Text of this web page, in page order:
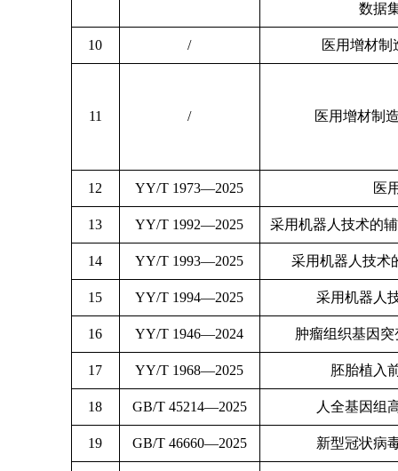
数据
10 / 医用增材制
11 / 医用增材制
12 YY/T 1973—2025 医
13 YY/T 1992—2025 采用机器人技术的
14 YY/T 1993—2025 采用机器人技术
15 YY/T 1994—2025 采用机器人
16 YY/T 1946—2024 肿瘤组织基因
17 YY/T 1968—2025 胚胎植入
18 GB/T 45214—2025 人全基因组
19 GB/T 46660—2025 新型冠状病